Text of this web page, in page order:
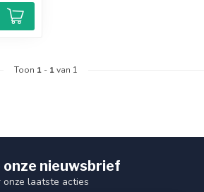
Toon 1 - 1van 1
onze nieuwsbrief
laatste acties